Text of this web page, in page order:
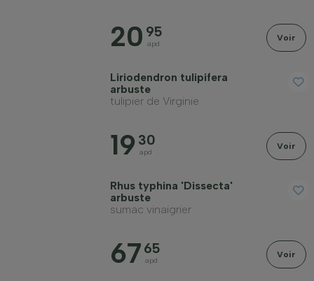
20 95
apd
Voir
Liriodendron tulipifera
arbuste
tulipier de Virginie
19 30
apd
Voir
Rhus typhina 'Dissecta'
arbuste
sumac vinaigrier
67 65
apd
Voir